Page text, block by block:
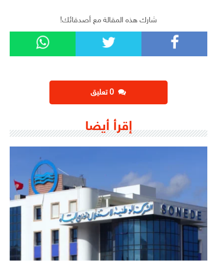
شارك هذه المقالة مع أصدقائك!
إقرأ أيضا